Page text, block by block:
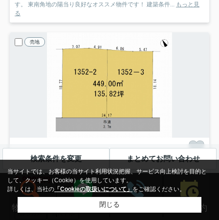
す。 東南角地の陽当り良好なオススメ物件です！ 建築条件...
もっと見
る
売地
高崎市貝沢町
高崎市貝沢町 売地
2,900万円
- / 449.00㎡ / -
上越線「高崎問屋町」駅 徒歩21分
都市ガス 公共下水
検索条件を変更 まとめてお問い合わせ
物件検索 LINEする 来店予約
当サイトでは、お客様の当サイト利用状況把握、サービス向上検討を目的と
して、クッキー（Cookie）を使用しています。
詳しくは、当社の 「Cookieの取扱いについて」をご確認ください。
閉じる